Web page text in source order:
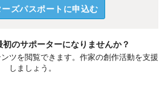
ズパスポートに申込む
のサポーターになりませんか？
ツを閲覧できます。作家の創作活動を支援
しましょう。